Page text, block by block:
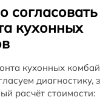
согласовать
кухонных
кухонных
диагностику,
расчёт стоимости: